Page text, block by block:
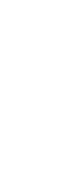
品牌商品的真實